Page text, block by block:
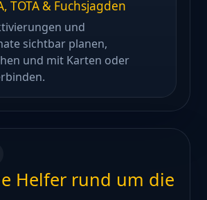
TOTA & Fuchsjagden
und
sichtbar planen,
und mit Karten oder
Helfer rund um die